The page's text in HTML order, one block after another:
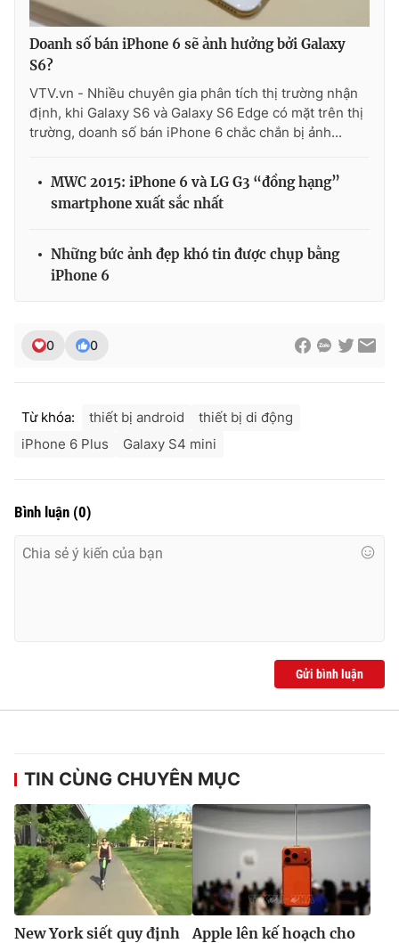
THỜI BÁO VTV
Cơ quan báo chí:Thời báo VTV
Giấy phép hoạt động báo in và báo điện tử số 483/GP-BTTTT
Phó Tổng Biên tập:
Nguyễn Thị Mỹ Hạnh, Phạm Quốc Thắng,
Ðiện thoại Thời báo VTV:
024.66 897 897
® Cấm sao chép dưới mọi hình thức nếu không có sự chấp
Doanh số bán iPhone 6 sẽ ảnh hưởng bởi Galaxy
S6?
VTV.vn - Nhiều chuyên gia phân tích thị trường nhận
định, khi Galaxy S6 và Galaxy S6 Edge có mặt trên thị
trường, doanh số bán iPhone 6 chắc chắn bị ảnh...
MWC 2015: iPhone 6 và LG G3 “đồng hạng”
smartphone xuất sắc nhất
Những bức ảnh đẹp khó tin được chụp bằng
iPhone 6
0 0
Từ khóa: thiết bị android
thiết bị di động
iPhone 6 Plus
Galaxy S4 mini
Bình luận (0)
Gửi bình luận
TIN CÙNG CHUYÊN MỤC
New York siết quy định
Apple lên kế hoạch cho